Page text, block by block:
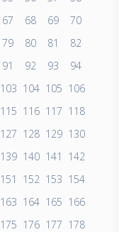
67 68 69
70
79 80 81
82
91 92 93
94
103 104 105 106
115 116 117 118
127 128 129 130
139 140 141
142
151 152 153 154
163 164 165 166
175 176 177 178